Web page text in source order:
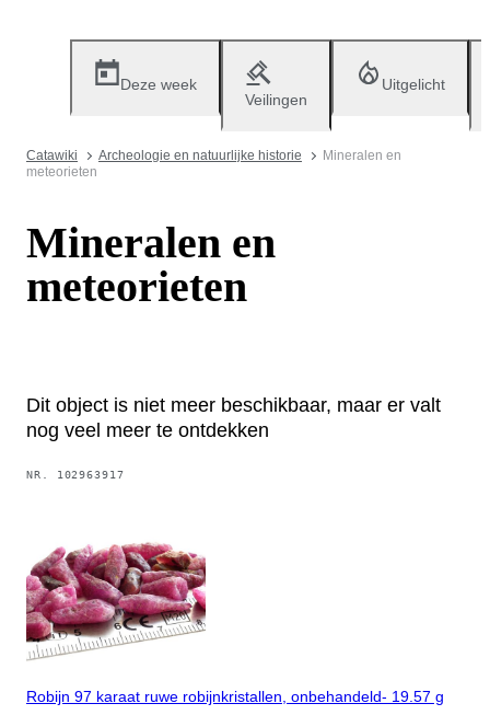
Deze week
Veilingen
Uitgelicht
Catawiki Archeologie en natuurlijke historie
Mineralen en
meteorieten
Mineralen en
meteorieten
Dit object is niet meer beschikbaar, maar er valt
nog veel meer te ontdekken
NR. 102963917
Robijn 97 karaat ruwe robijnkristallen, onbehandeld- 19.57 g